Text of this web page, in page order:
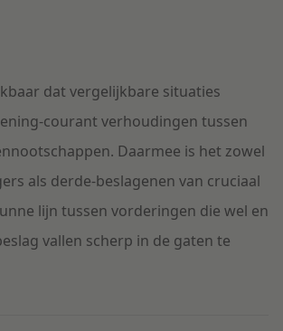
dat vergelijkbare situaties
courant verhoudingen tussen
Daarmee is het zowel
als derde-beslagenen van cruciaal
lijn tussen vorderingen die wel en
vallen scherp in de gaten te